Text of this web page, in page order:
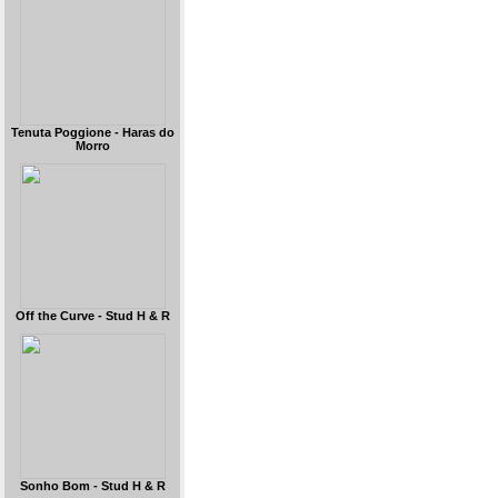
Tenuta Poggione - Haras do
Morro
Off the Curve - Stud H & R
Sonho Bom - Stud H & R